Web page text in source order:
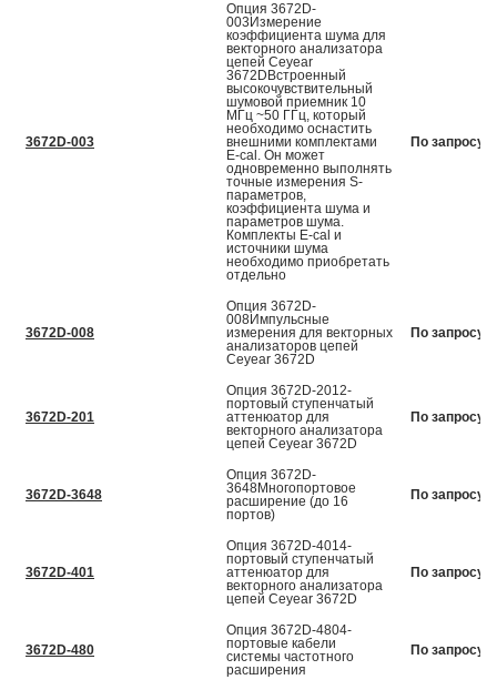
3672D-003
Опция 3672D-
003Измерение
коэффициента шума для
векторного анализатора
цепей Ceyear
3672DВстроенный
высокочувствительный
шумовой приемник 10
МГц ~50 ГГц, который
необходимо оснастить
внешними комплектами
E-cal. Он может
одновременно выполнять
точные измерения S-
параметров,
коэффициента шума и
параметров шума.
Комплекты E-cal и
источники шума
необходимо приобретать
отдельно
По запросу
3672D-008
Опция 3672D-
008Импульсные
измерения для векторных
анализаторов цепей
Ceyear 3672D
По запросу
3672D-201
Опция 3672D-2012-
портовый ступенчатый
аттенюатор для
векторного анализатора
цепей Ceyear 3672D
По запросу
3672D-3648
Опция 3672D-
3648Многопортовое
расширение (до 16
портов)
По запросу
3672D-401
Опция 3672D-4014-
портовый ступенчатый
аттенюатор для
векторного анализатора
цепей Ceyear 3672D
По запросу
3672D-480
Опция 3672D-4804-
портовые кабели
системы частотного
расширения
По запросу